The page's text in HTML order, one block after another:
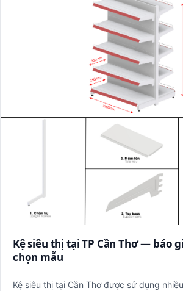
Kệ siêu thị tại TP Cần Thơ — báo
chọn mẫu
Kệ siêu thị tại Cần Thơ được sử dụng